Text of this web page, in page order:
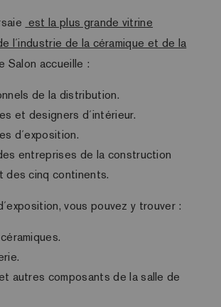
est la plus grande vitrine
l´industrie de la céramique et de la
Salon accueille :
de la distribution.
et designers d´intérieur.
d´exposition.
entreprises de la construction
des cinq continents.
vous pouvez y trouver :
autres composants de la salle de